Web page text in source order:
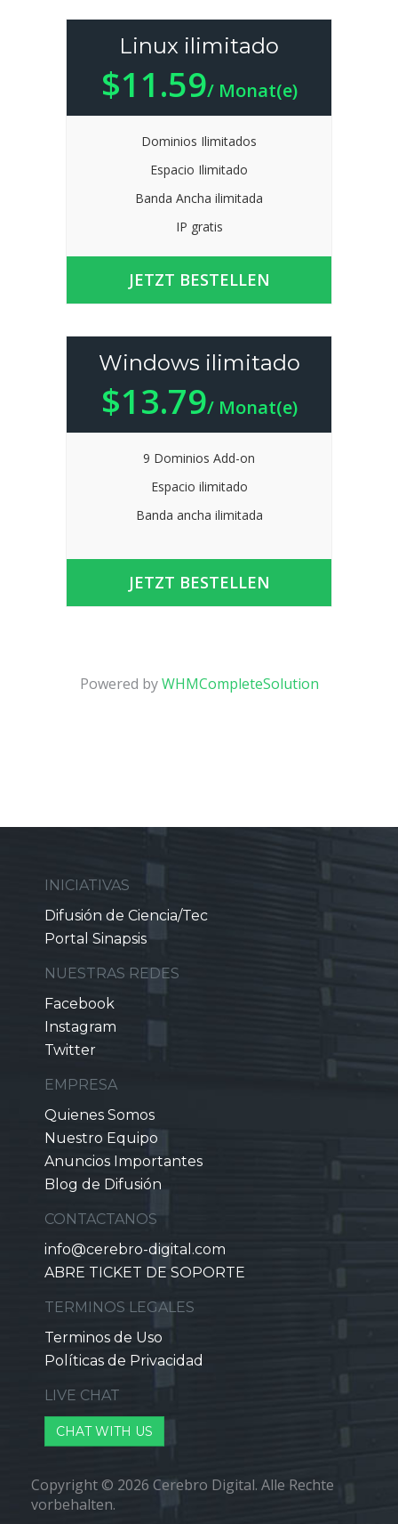
Linux ilimitado
$11.59/ Monat(e)
Dominios Ilimitados
Espacio Ilimitado
Banda Ancha ilimitada
IP gratis
JETZT BESTELLEN
Windows ilimitado
$13.79/ Monat(e)
9 Dominios Add-on
Espacio ilimitado
Banda ancha ilimitada
JETZT BESTELLEN
Powered byWHMCompleteSolution
INICIATIVAS
Difusión de Ciencia/Tec
Portal Sinapsis
NUESTRAS REDES
Facebook
Instagram
Twitter
EMPRESA
Quienes Somos
Nuestro Equipo
Anuncios Importantes
Blog de Difusión
CONTACTANOS
info@cerebro-digital.com
ABRE TICKET DE SOPORTE
TERMINOS LEGALES
Terminos de Uso
Políticas de Privacidad
LIVE CHAT
CHAT WITH US
Copyright © 2026 Cerebro Digital. Alle Rechte
vorbehalten.